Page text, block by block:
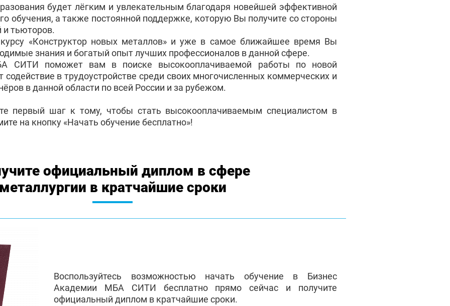
будет лёгким и увлекательным благодаря новейшей эффективной
обучения, а также постоянной поддержке, которую Вы получите со стороны
и тьюторов.
«Конструктор новых металлов» и уже в самое ближайшее время Вы
знания и богатый опыт лучших профессионалов в данной сфере.
СИТИ поможет вам в поиске высокооплачиваемой работы по новой
содействие в трудоустройстве среди своих многочисленных коммерческих и
в данной области по всей России и за рубежом.
первый шаг к тому, чтобы стать высокооплачиваемым специалистом в
на кнопку «Начать обучение бесплатно»!
официальный диплом в сфере
в кратчайшие сроки
Воспользуйтесь возможностью начать обучение в Бизнес
Академии МБА СИТИ бесплатно прямо сейчас и получите
официальный диплом в кратчайшие сроки.